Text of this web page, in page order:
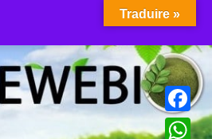
Facebook
Traduire »